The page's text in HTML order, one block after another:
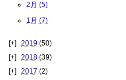
2月 (5)
1月 (7)
2019 (50)
2018 (39)
2017 (2)